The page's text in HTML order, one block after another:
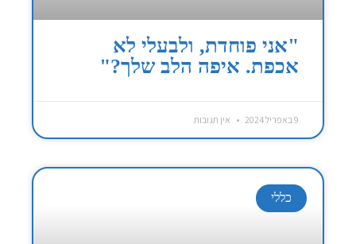
"אני פוחדת, ולבעלי לא
אכפת. איפה הלב שלך?"
9 באפריל 2024 אין תגובות
כללי